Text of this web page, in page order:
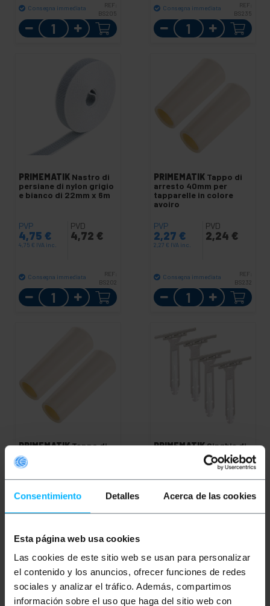
Consentimiento Detalles Acerca de las cookies
Esta página web usa cookies
Las cookies de este sitio web se usan para personalizar
el contenido y los anuncios, ofrecer funciones de redes
sociales y analizar el tráfico. Además, compartimos
información sobre el uso que haga del sitio web con
Consegna immediata
REF:
BS205
Quantità
Consegna immediata
REF:
BS235
Quantità
PRIMEMATIK Nastro di
persiane di nylon grigio
e bianco di 22mm x 6m
PVP
4,75 €
4,75 € IVA inc.
PVD
4,72 €
Consegna immediata
REF:
BS202
Quantità
PRIMEMATIK Tappo di
arresto 40mm per
tapparelle in colore
avoiro
PVP
2,27 €
2,27 € IVA inc.
PVD
2,24 €
Consegna immediata
REF:
BS232
Quantità
PRIMEMATIKTappo di
arresto 60mm per
tapparelle in colore
PVP
2,49€IVA inc.
PVD
Consegna immediata
REF:
Quantità
PRIMEMATIKCinghia di
tensione da 140 mm per
tende, confezione da 4
PVP
9,16€IVA inc.
PVD
Quantità